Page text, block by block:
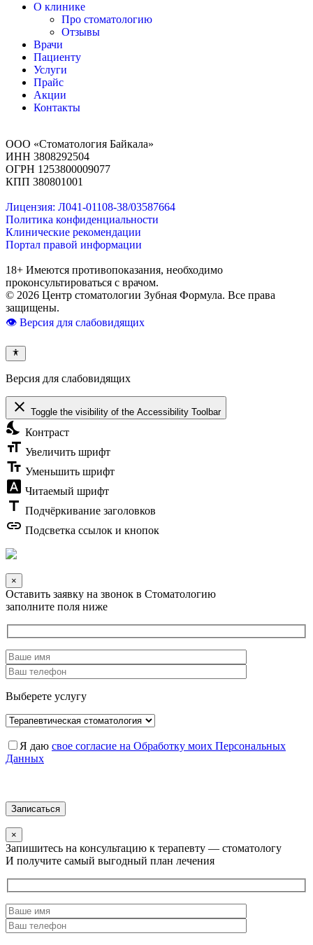
О клинике
Про стоматологию
Отзывы
Врачи
Пациенту
Услуги
Прайс
Акции
Контакты
ООО «Стоматология Байкала»
ИНН 3808292504
ОГРН 1253800009077
КПП 380801001
Лицензия: Л041-01108-38/03587664
Политика конфиденциальности
Клинические рекомендации
Портал правой информации
18+ Имеются противопоказания, необходимо
проконсультироваться с врачом.
© 2026 Центр стоматологии Зубная Формула. Все права
защищены.
👁 Версия для слабовидящих
Версия для слабовидящих
close Toggle the visibility of the Accessibility Toolbar
nights_stay Контраст
format_size Увеличить шрифт
text_fields Уменьшить шрифт
font_download Читаемый шрифт
title Подчёркивание заголовков
link Подсветка ссылок и кнопок
×
Оставить заявку на звонок в Стоматологию
заполните поля ниже
Выберете услугу
Я даю свое согласие на Обработку моих Персональных
Данных
×
Запишитесь на консультацию к терапевту — стоматологу
И получите самый выгодный план лечения